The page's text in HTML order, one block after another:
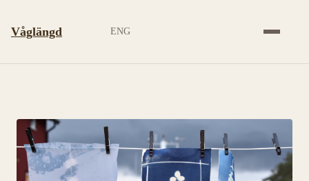
Våglängd ENG